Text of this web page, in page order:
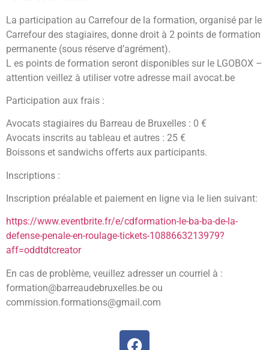
La participation au Carrefour de la formation, organisé par le
Carrefour des stagiaires, donne droit à 2 points de formation
permanente (sous réserve d’agrément).
L es points de formation seront disponibles sur le LGOBOX –
attention veillez à utiliser votre adresse mail avocat.be
Participation aux frais :
Avocats stagiaires du Barreau de Bruxelles : 0 €
Avocats inscrits au tableau et autres : 25 €
Boissons et sandwichs offerts aux participants.
Inscriptions :
Inscription préalable et paiement en ligne via le lien suivant:
https://www.eventbrite.fr/e/cdformation-le-ba-ba-de-la-
defense-penale-en-roulage-tickets-1088663213979?
aff=oddtdtcreator
En cas de problème, veuillez adresser un courriel à :
formation@barreaudebruxelles.be ou
commission.formations@gmail.com